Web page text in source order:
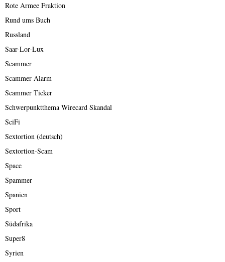
Rote Armee Fraktion
Rund ums Buch
Russland
Saar-Lor-Lux
Scammer
Scammer Alarm
Scammer Ticker
Schwerpunktthema Wirecard Skandal
SciFi
Sextortion (deutsch)
Sextortion-Scam
Space
Spammer
Spanien
Sport
Südafrika
Super8
Syrien